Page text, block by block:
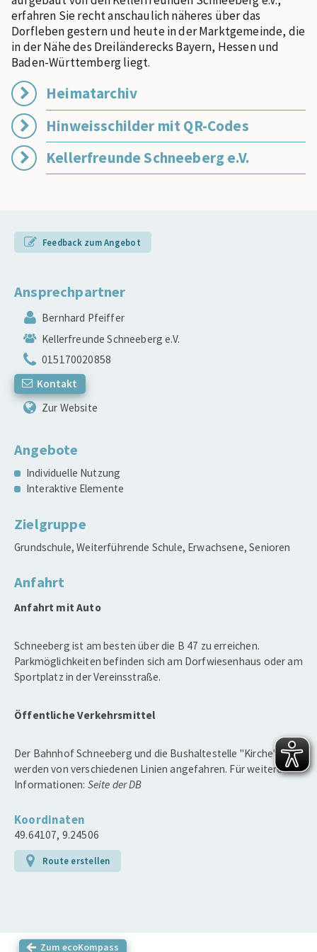
erfahren Sie recht anschaulich näheres über das
Dorfleben gestern und heute in der Marktgemeinde, die
in der Nähe des Dreiländerecks Bayern, Hessen und
Baden-Württemberg liegt.
Heimatarchiv
Hinweisschilder mit QR-Codes
Kellerfreunde Schneeberg e.V.
Feedback zum Angebot
Ansprechpartner
Bernhard Pfeiffer
Kellerfreunde Schneeberg e.V.
015170020858
Kontakt
Zur Website
Angebote
Individuelle Nutzung
Interaktive Elemente
Zielgruppe
Grundschule, Weiterführende Schule, Erwachsene, Senioren
Anfahrt
Anfahrt mit Auto
Schneeberg ist am besten über die B 47 zu erreichen.
Parkmöglichkeiten befinden sich am Dorfwiesenhaus oder am
Sportplatz in der Vereinsstraße.
Öffentliche Verkehrsmittel
Der Bahnhof Schneeberg und die Bushaltestelle "Kirche"
werden von verschiedenen Linien angefahren. Für weitere
Informationen: Seite der DB
Koordinaten
49.64107, 9.24506
Route erstellen
Zum ecoKompass